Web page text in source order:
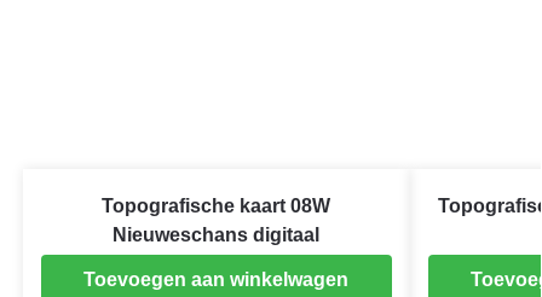
Topografische kaart 08W
Nieuweschans digitaal
Toevoegen aan winkelwagen